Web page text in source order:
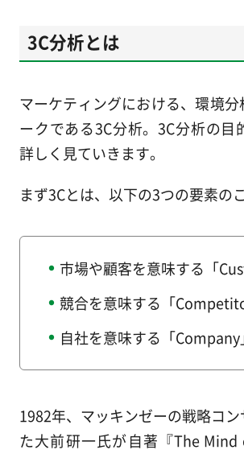
3C分析とは
マーケティングにおける、環境
ークである3C分析。3C分析の目
詳しく見ていきます。
まず3Cとは、以下の3つの要素の
市場や顧客を意味する「
競合を意味する「
自社を意味する「Company
1982年、マッキンゼーの戦略コ
た大前研一氏が自著『The Mind